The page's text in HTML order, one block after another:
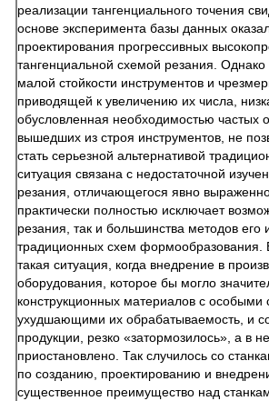
реализации тангенциального точения
основе эксперимента базы данных
проектирования прогрессивных
тангенциальной схемой резания.
малой стойкости инструментов и
приводящей к увеличению их числа,
обусловленная необходимостью частых
вышедших из строя инструментов, не
стать серьезной альтернативой
ситуация связана с недостаточной
резания, отличающегося явно
практически полностью исключает
резания, так и большинства методов
традиционных схем формообразования.
такая ситуация, когда внедрение в
оборудования, которое бы могло
конструкционных материалов с
ухудшающими их обрабатываемость, и
продукции, резко «затормозилось», а в
приостановлено. Так случилось со
по созданию, проектированию и
существенное преимущество над